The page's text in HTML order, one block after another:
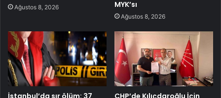
Ağustos 8, 2026
MYK’sı
Ağustos 8, 2026
İstanbul’da sır ölüm: 37
CHP’de Kılıçdaroğlu İçin